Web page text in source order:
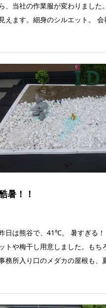
ら、当社の作業服が変わりました
見えます。細身のシルエット。
暑！！
日は熊谷で、41℃。 暑すぎる
ットや梅干し用意しました。もち
務所入り口のメダカの屋根も、